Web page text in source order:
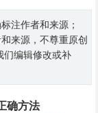
注作者和来源；
来源，不尊重原创
们编辑修改或补
确方法